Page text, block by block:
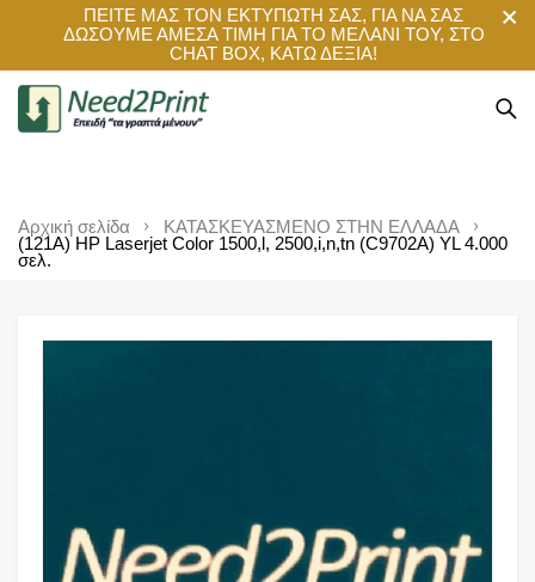
ΠΕΙΤΕ ΜΑΣ ΤΟΝ ΕΚΤΥΠΩΤΗ ΣΑΣ, ΓΙΑ ΝΑ ΣΑΣ
ΔΩΣΟΥΜΕ ΑΜΕΣΑ ΤΙΜΗ ΓΙΑ ΤΟ ΜΕΛΑΝΙ ΤΟΥ, ΣΤΟ
CHAT BOX, ΚΑΤΩ ΔΕΞΙΑ!
Αρχική σελίδα
ΚΑΤΑΣΚΕΥΑΣΜΕΝΟ ΣΤΗΝ ΕΛΛΑΔΑ
(121A) HP Laserjet Color 1500,l, 2500,i,n,tn (C9702A) YL 4.000
σελ.